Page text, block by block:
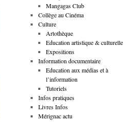
Mangagas Club
Collège au Cinéma
Culture
Artothèque
Education artistique & culturelle
Expositions
Information documentaire
Education aux médias et à
l’information
Tutoriels
Infos pratiques
Livres Infos
Mérignac actu